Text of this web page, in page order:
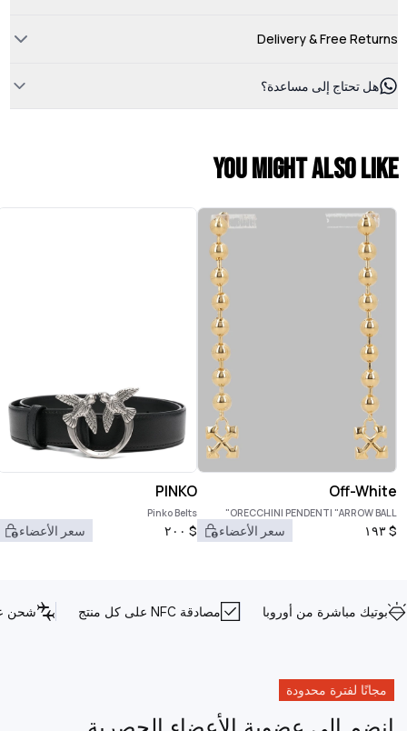
Delivery & Free Returns
هل تحتاج إلى مساعدة؟
You might also like
Off-White
ORECCHINI PENDENTI "ARROW BALL"
$١٩٣ سعر الأعضاء
PINKO
Pinko Belts
$ ٢٠٠ سعر الأعضاء
بوتيك مباشرة من أوروبا مصادقة NFC على كل منتج شحن
مجانًا لفترة محدودة